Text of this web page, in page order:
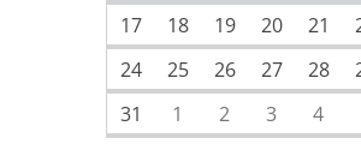
17
18 19 20 21
24
25 26 27 28
31
1 2 3 4